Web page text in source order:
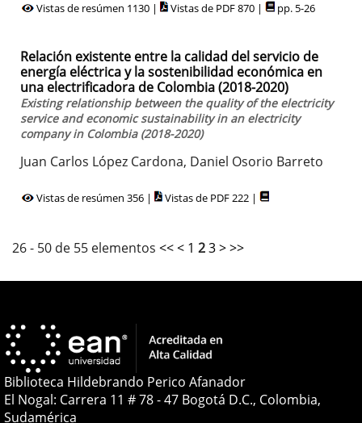
Vistas de resúmen 1130 | Vistas de PDF 870 | pp. 5-26
Relación existente entre la calidad del servicio de
energía eléctrica y la sostenibilidad económica en
una electrificadora de Colombia (2018-2020)
Existing relationship between the quality of the electricity
service and economic sustainability in an electricity
company in Colombia (2018-2020)
Juan Carlos López Cardona, Daniel Osorio Barreto
Vistas de resúmen 356 | Vistas de PDF 222 |
26 - 50 de 55 elementos <<< 1 23>>>
Biblioteca Hildebrando Perico Afanador
El Nogal: Carrera 11 # 78 - 47 Bogotá D.C., Colombia,
Sudamérica